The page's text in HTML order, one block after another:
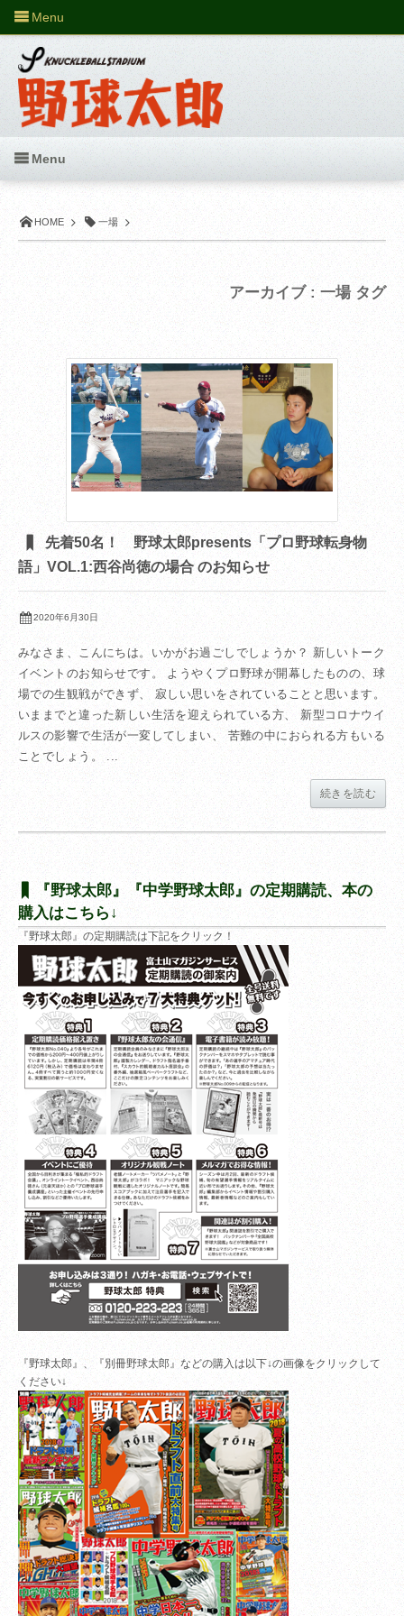
HOME 一場
アーカイブ : 一場 タグ
先着50名！ 野球太郎presents「プロ野球転身物
語」VOL.1:西谷尚徳の場合 のお知らせ
2020年6月30日
みなさま、こんにちは。いかがお過ごしでしょうか？ 新しいトーク
イベントのお知らせです。 ようやくプロ野球が開幕したものの、球
場での生観戦ができず、 寂しい思いをされていることと思います。
いままでと違った新しい生活を迎えられている方、 新型コロナウイ
ルスの影響で生活が一変してしまい、 苦難の中におられる方もいる
ことでしょう。 ...
続きを読む
『野球太郎』『中学野球太郎』の定期購読、本の
購入はこちら↓
『野球太郎』の定期購読は下記をクリック！
『野球太郎』、『別冊野球太郎』などの購入は以下↓の画像をクリックして
ください↓
Menu
Menu